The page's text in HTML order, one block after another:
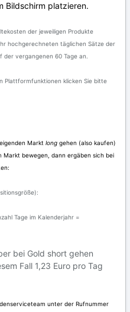
Bildschirm platzieren.
der jeweiligen Produkte
hochgerechneten täglichen Sätze der
vergangenen 60 Tage an.
Plattformfunktionen klicken Sie bitte
Markt long gehen (also kaufen)
Markt bewegen, dann ergäben sich bei
Tage im Kalenderjahr =
bei Gold short gehen
Fall 1,23 Euro pro Tag
unter der Rufnummer